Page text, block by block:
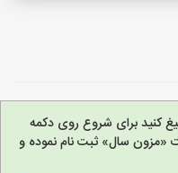
کنید برای شروع روی دکمه
«مزون سال» ثبت نام نموده و